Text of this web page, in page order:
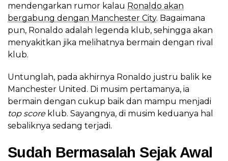
mendengarkan rumor kalau Ronaldo akan
bergabung dengan Manchester City. Bagaimana
pun, Ronaldo adalah legenda klub, sehingga akan
menyakitkan jika melihatnya bermain dengan rival
klub.
Untunglah, pada akhirnya Ronaldo justru balik ke
Manchester United. Di musim pertamanya, ia
bermain dengan cukup baik dan mampu menjadi
top score klub. Sayangnya, di musim keduanya hal
sebaliknya sedang terjadi.
Sudah Bermasalah Sejak Awal